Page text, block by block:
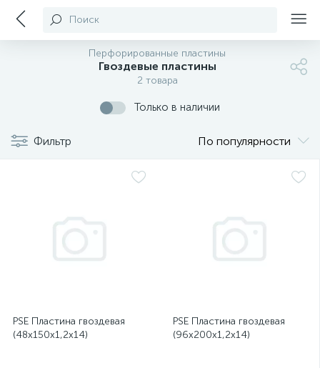
Поиск
Перфорированные пластины
Гвоздевые пластины
2 товара
Только в наличии
Фильтр По популярности
PSE Пластина гвоздевая
(48х150х1,2х14)
PSE Пластина гвоздевая
(96х200х1,2х14)